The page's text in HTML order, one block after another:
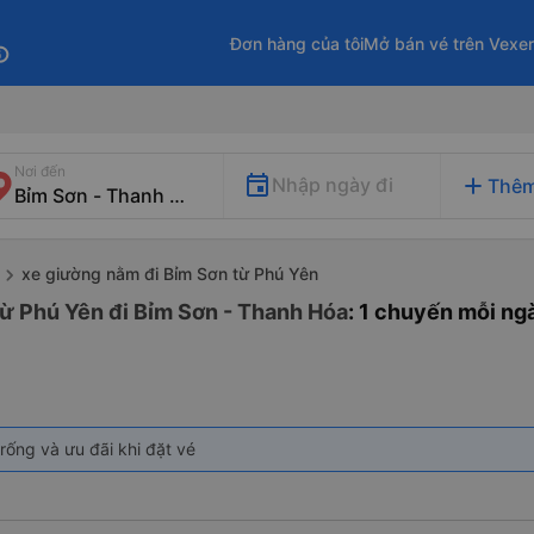
Đơn hàng của tôiMở bán vé trên
Nơi đến
Nhập ngày đi add
xe giường nằm đi Bỉm Sơn từ Phú Yên
Phú Yên đi Bỉm Sơn - Thanh Hóa: 1 chuyến mỗi
và ưu đãi khi đặt vé